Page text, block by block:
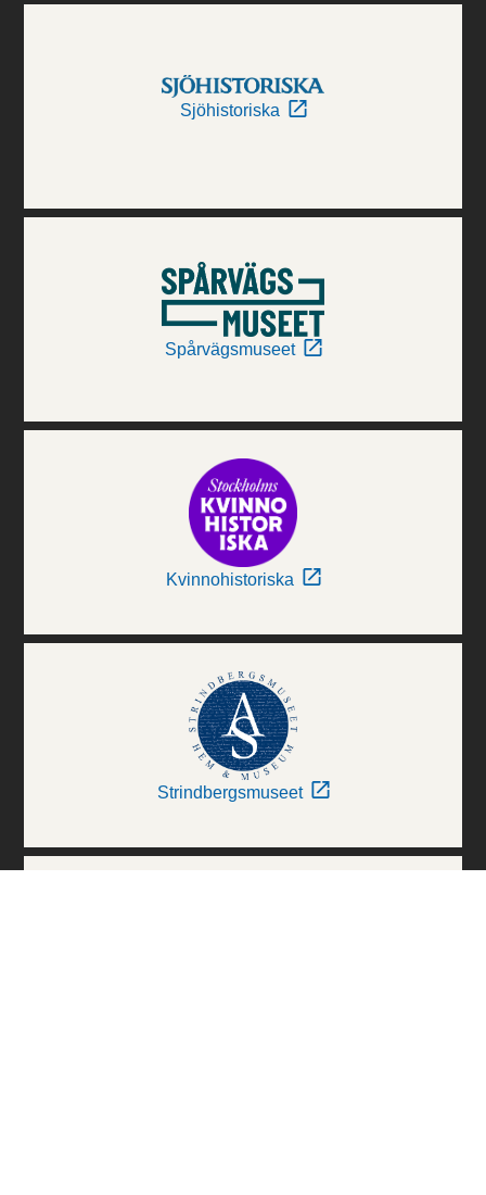
Sjöhistoriska
Spårvägsmuseet
Kvinnohistoriska
Strindbergsmuseet